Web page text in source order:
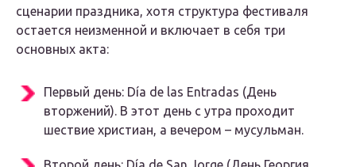
сценарии праздника, хотя структура фестиваля
остается неизменной и включает в себя три
основных акта:
Первый день: Día de las Entradas (День
вторжений). В этот день с утра проходит
шествие христиан, а вечером – мусульман.